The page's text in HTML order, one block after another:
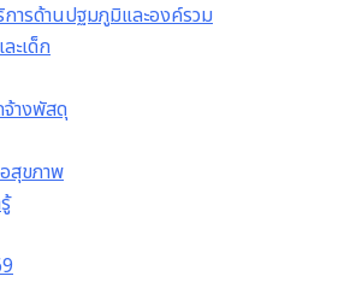
ารด้านปฐมภูมิและองค์รวม
ะเด็ก
จ้างพัสดุ
สุขภาพ